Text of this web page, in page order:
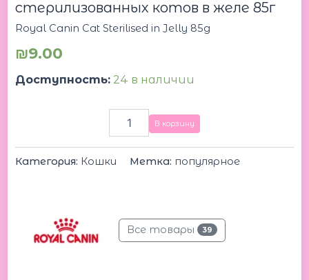
стерилизованных котов в желе 85г
Royal Canin Cat Sterilised in Jelly 85g
₪9.00
Доступность: 24 в наличии
В корзину
Категория: Кошки Метка: популярное
Все товары 39